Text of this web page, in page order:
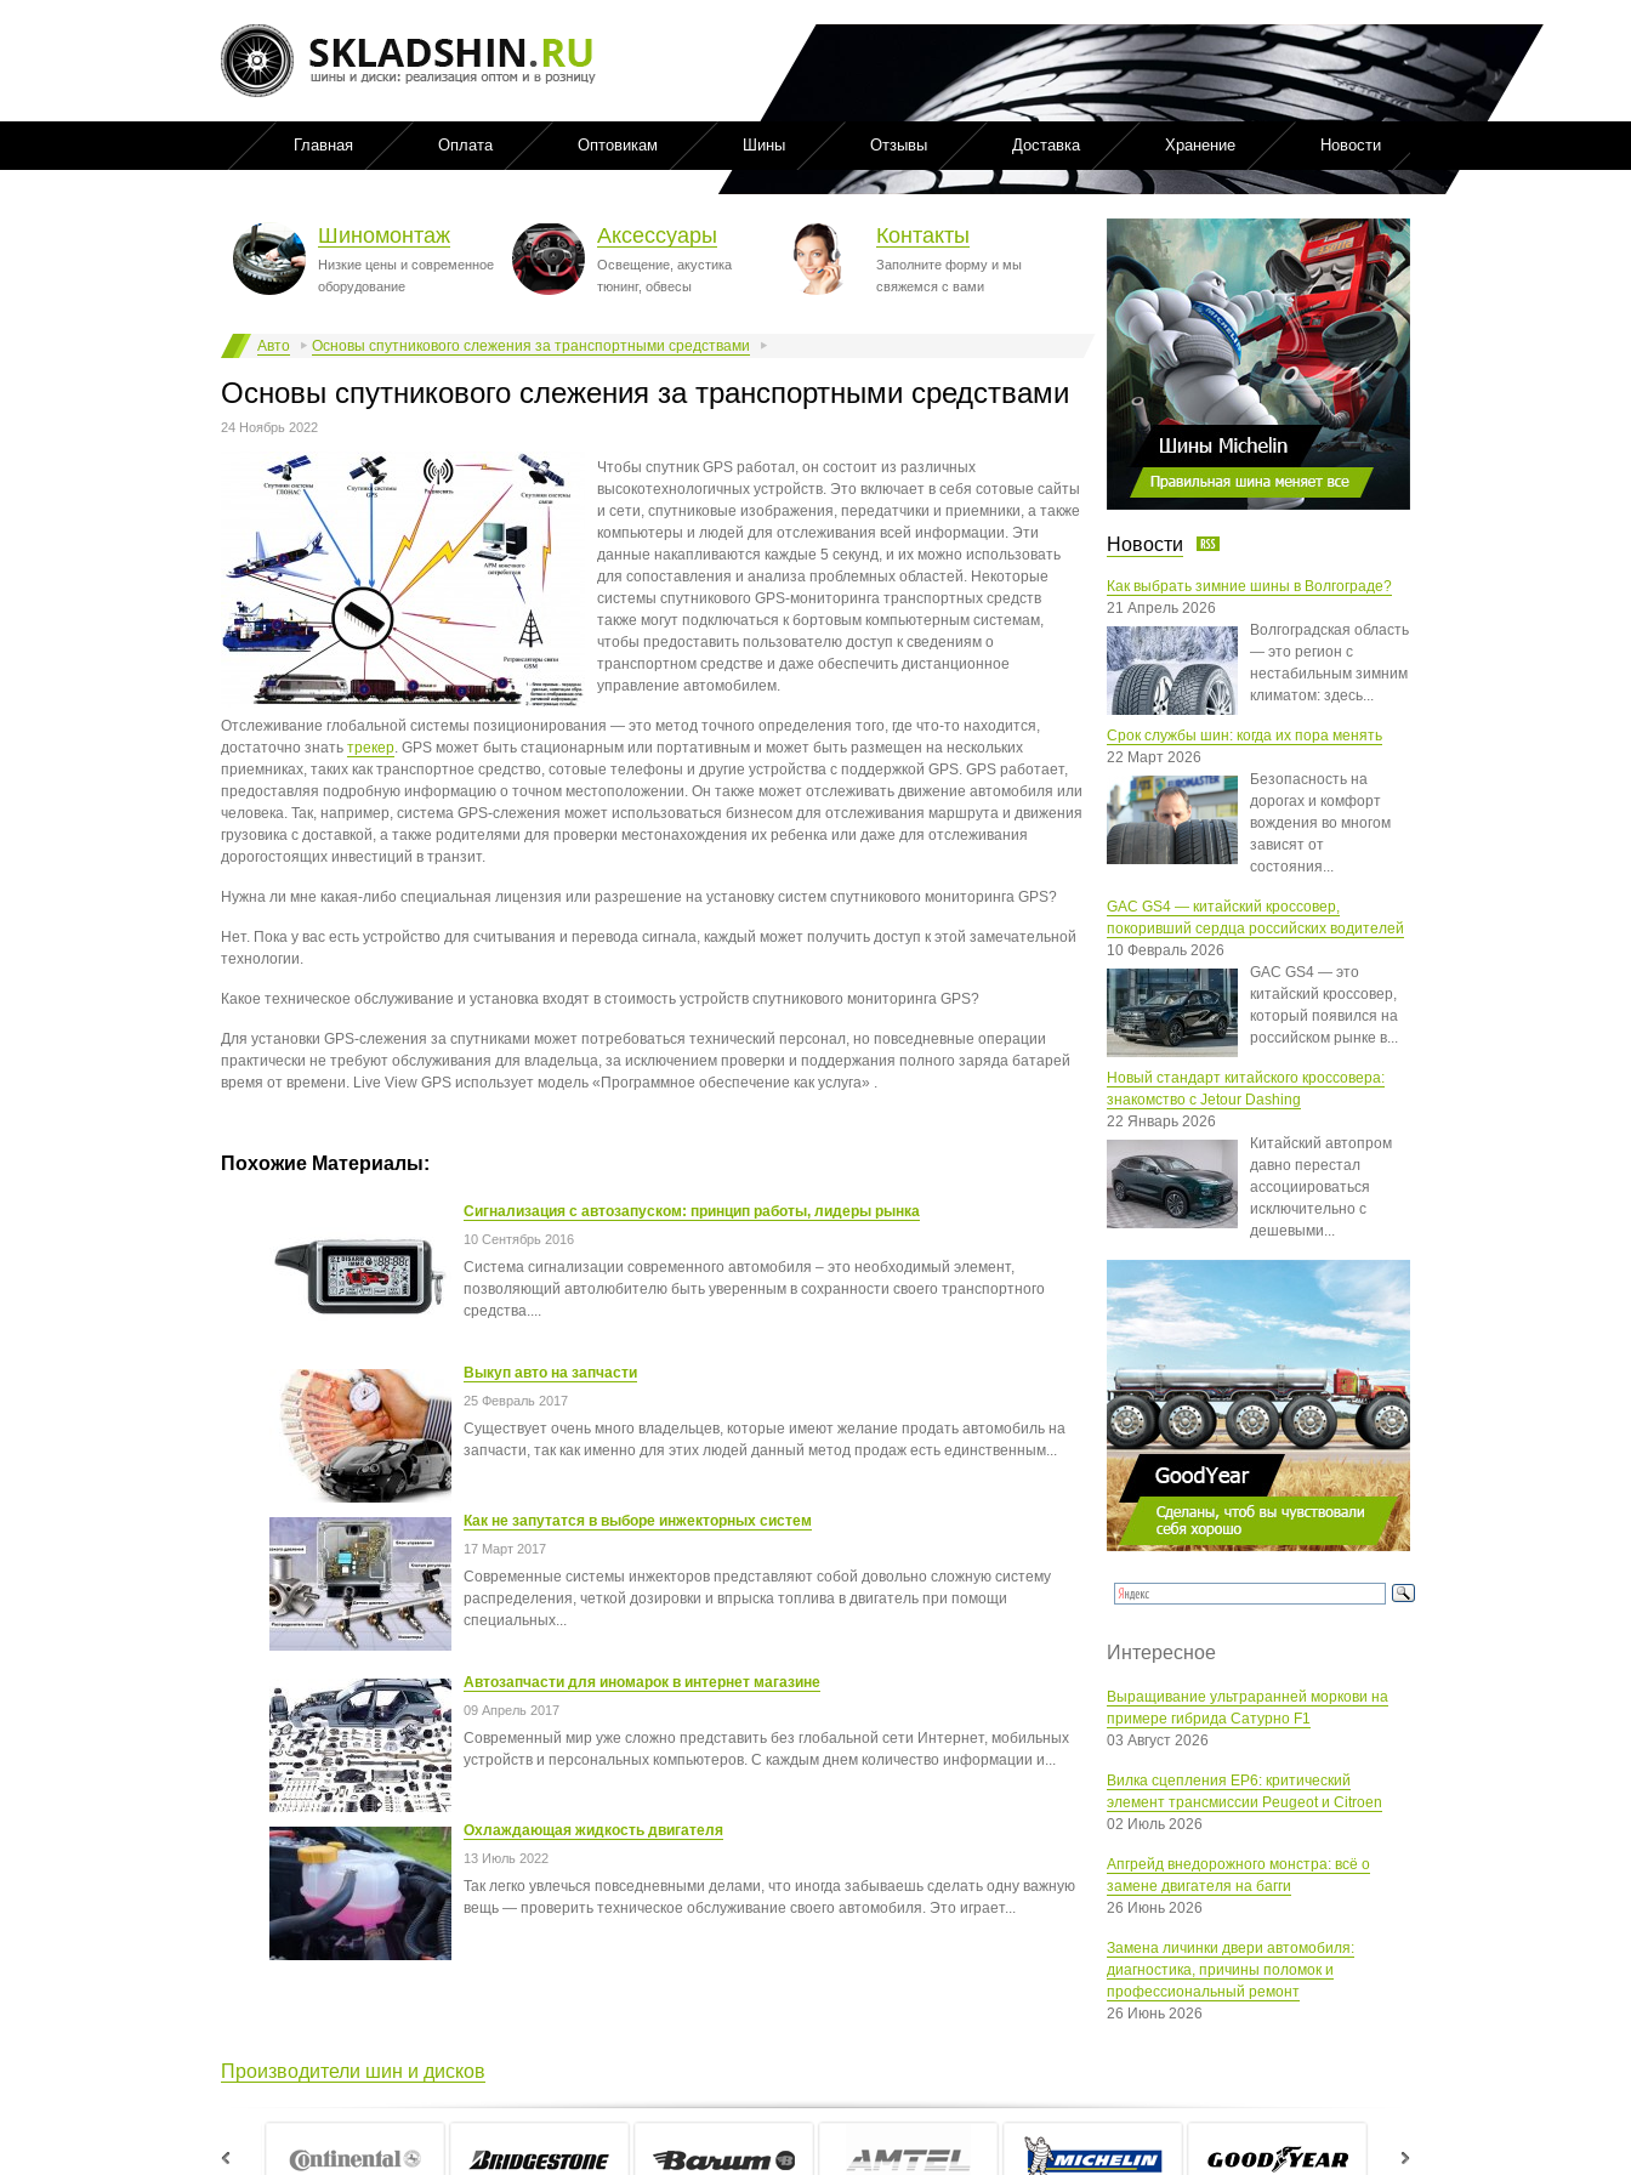
Главная Оплата Оптовикам Шины Отзывы Доставка Хранение Новости
Шиномонтаж
Низкие цены и современное
оборудование
Аксессуары
Освещение, акустика
тюнинг, обвесы
Контакты
Заполните форму и мы
свяжемся с вами
Авто Основы спутникового слежения за транспортными средствами
Основы спутникового слежения за транспортными средствами
24 Ноябрь 2022
Чтобы спутник GPS работал, он состоит из различных
высокотехнологичных устройств. Это включает в себя сотовые сайты
и сети, спутниковые изображения, передатчики и приемники, а также
компьютеры и людей для отслеживания всей информации. Эти
данные накапливаются каждые 5 секунд, и их можно использовать
для сопоставления и анализа проблемных областей. Некоторые
системы спутникового GPS-мониторинга транспортных средств
также могут подключаться к бортовым компьютерным системам,
чтобы предоставить пользователю доступ к сведениям о
транспортном средстве и даже обеспечить дистанционное
управление автомобилем.
Отслеживание глобальной системы позиционирования — это метод точного определения того, где что-то находится,
достаточно знать трекер. GPS может быть стационарным или портативным и может быть размещен на нескольких
приемниках, таких как транспортное средство, сотовые телефоны и другие устройства с поддержкой GPS. GPS работает,
предоставляя подробную информацию о точном местоположении. Он также может отслеживать движение автомобиля или
человека. Так, например, система GPS-слежения может использоваться бизнесом для отслеживания маршрута и движения
грузовика с доставкой, а также родителями для проверки местонахождения их ребенка или даже для отслеживания
дорогостоящих инвестиций в транзит.
Нужна ли мне какая-либо специальная лицензия или разрешение на установку систем спутникового мониторинга GPS?
Нет. Пока у вас есть устройство для считывания и перевода сигнала, каждый может получить доступ к этой замечательной
технологии.
Какое техническое обслуживание и установка входят в стоимость устройств спутникового мониторинга GPS?
Для установки GPS-слежения за спутниками может потребоваться технический персонал, но повседневные операции
практически не требуют обслуживания для владельца, за исключением проверки и поддержания полного заряда батарей
время от времени. Live View GPS использует модель «Программное обеспечение как услуга» .
Похожие Материалы:
Сигнализация с автозапуском: принцип работы, лидеры рынка
10 Сентябрь 2016
Система сигнализации современного автомобиля – это необходимый элемент,
позволяющий автолюбителю быть уверенным в сохранности своего транспортного
средства....
Выкуп авто на запчасти
25 Февраль 2017
Существует очень много владельцев, которые имеют желание продать автомобиль на
запчасти, так как именно для этих людей данный метод продаж есть единственным...
Как не запутатся в выборе инжекторных систем
17 Март 2017
Современные системы инжекторов представляют собой довольно сложную систему
распределения, четкой дозировки и впрыска топлива в двигатель при помощи
специальных...
Автозапчасти для иномарок в интернет магазине
09 Апрель 2017
Современный мир уже сложно представить без глобальной сети Интернет, мобильных
устройств и персональных компьютеров. С каждым днем количество информации и...
Охлаждающая жидкость двигателя
13 Июль 2022
Так легко увлечься повседневными делами, что иногда забываешь сделать одну важную
вещь — проверить техническое обслуживание своего автомобиля. Это играет...
Новости
Как выбрать зимние шины в Волгограде?
21 Апрель 2026
Волгоградская область
— это регион с
нестабильным зимним
климатом: здесь...
Срок службы шин: когда их пора менять
22 Март 2026
Безопасность на
дорогах и комфорт
вождения во многом
зависят от
состояния...
GAC GS4 — китайский кроссовер,
покоривший сердца российских водителей
10 Февраль 2026
GAC GS4 — это
китайский кроссовер,
который появился на
российском рынке в...
Новый стандарт китайского кроссовера:
знакомство с Jetour Dashing
22 Январь 2026
Китайский автопром
давно перестал
ассоциироваться
исключительно с
дешевыми...
Интересное
Выращивание ультраранней моркови на
примере гибрида Сатурно F1
03 Август 2026
Вилка сцепления EP6: критический
элемент трансмиссии Peugeot и Citroen
02 Июль 2026
Апгрейд внедорожного монстра: всё о
замене двигателя на багги
26 Июнь 2026
Замена личинки двери автомобиля:
диагностика, причины поломок и
профессиональный ремонт
26 Июнь 2026
Производители шин и дисков